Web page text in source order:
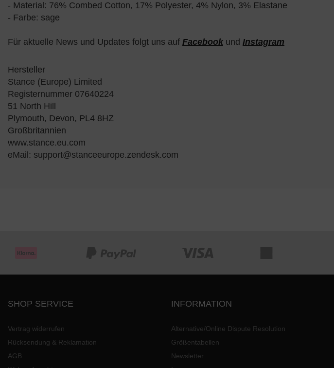
- Material: 76% Combed Cotton, 17% Polyester, 4% Nylon, 3% Elastane
- Farbe: sage
Für aktuelle News und Updates folgt uns auf Facebook und Instagram
Hersteller
Stance (Europe) Limited
Registernummer 07640224
51 North Hill
Plymouth, Devon, PL4 8HZ
Großbritannien
www.stance.eu.com
eMail: support@stanceeurope.zendesk.com
SHOP SERVICE
Vertrag widerrufen
Rücksendung & Reklamation
AGB
INFORMATION
Alternative/Online Dispute Resolution
Größentabellen
Newsletter